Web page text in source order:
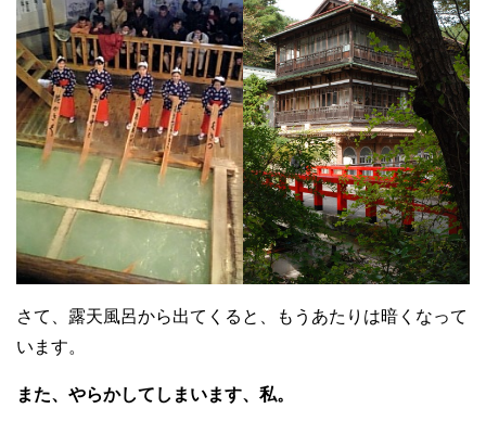
さて、露天風呂から出てくると、もうあたりは暗くなって
います。
また、やらかしてしまいます、私。